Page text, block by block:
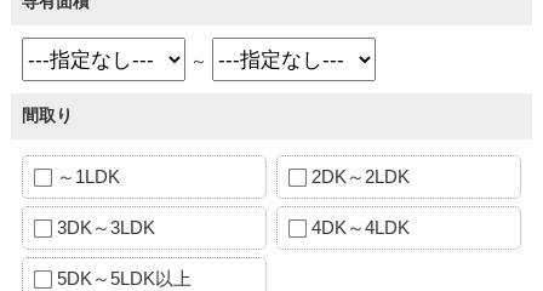
～
間取り
～1LDK 2DK～2LDK
3DK～3LDK 4DK～4LDK
5DK～5LDK以上